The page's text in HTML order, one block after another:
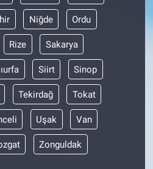
Niğde Ordu
Rize Sakarya
Siirt Sinop
Tekirdağ Tokat
Uşak Van
Zonguldak